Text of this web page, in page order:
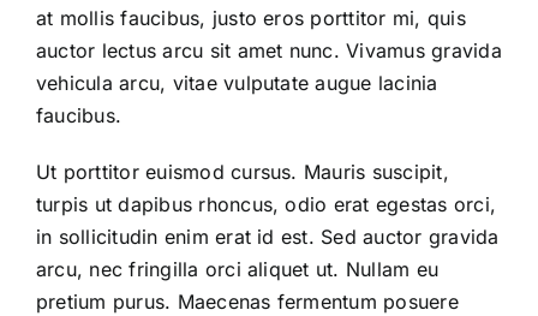
at mollis faucibus, justo eros porttitor mi, quis
auctor lectus arcu sit amet nunc. Vivamus gravida
vehicula arcu, vitae vulputate augue lacinia
faucibus.
Ut porttitor euismod cursus. Mauris suscipit,
turpis ut dapibus rhoncus, odio erat egestas orci,
in sollicitudin enim erat id est. Sed auctor gravida
arcu, nec fringilla orci aliquet ut. Nullam eu
pretium purus. Maecenas fermentum posuere